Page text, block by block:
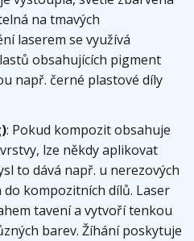
na tmavých
laserem se využívá
obsahujících pigment
např. černé plastové díly
: Pokud kompozit obsahuje
lze někdy aplikovat
to dává např. u nerezových
kompozitních dílů. Laser
tavení a vytvoří tenkou
barev. Žíhání poskytuje